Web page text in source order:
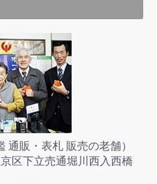
販・表札 販売の老舗）
区下立売通堀川西入西橋